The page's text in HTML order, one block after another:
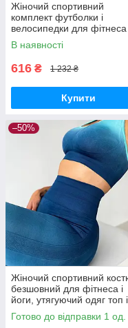
Жіночий спортивний
комплект футболки і
велосипедки для фітнеса
блакитного
В наявності
616 ₴ 1 232 ₴
Купити
–50%
Жіночий спортивний
безшовний для фітнеса і
йоги, утягуючий одяг топ і
лосини щільні голубий
Готово до відправки 1 од.